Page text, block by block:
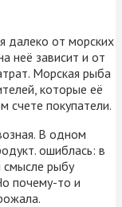
далеко от морских
неё зависит и от
Морская рыба
которые её
счете покупатели.
В одном
ошиблась: в
смысле рыбу
почему-то и